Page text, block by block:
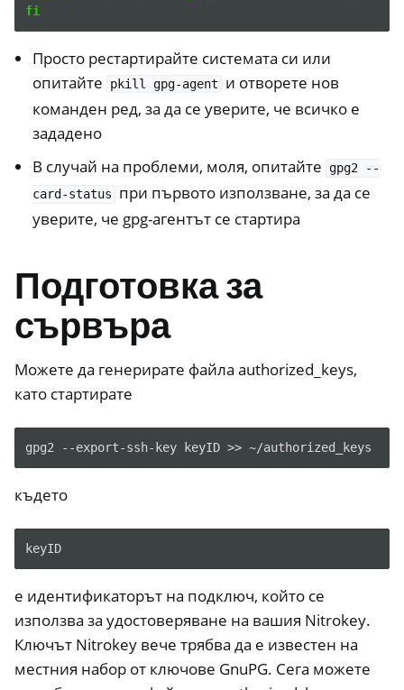
navigation of Криптиране на твърдия диск
navigation of Nitrokey 3
navigation of Nitrokey Passkey
navigation of Nitrokey FIDO2
navigation of Nitrokey HSM 2
navigation of Nitrokey Pro 2
navigation of Nitrokey Start
navigation of Nitrokey Storage 2
navigation of NitroPad, NitroPC
fi
Просто рестартирайте системата си или
опитайте
pkill gpg-agent
и отворете нов
команден ред, за да се уверите, че всичко е
зададено
В случай на проблеми, моля, опитайте gpg2
--
card-status
при първото използване, за да се
уверите, че gpg-агентът се стартира
Подготовка за
сървъра
Можете да генерирате файла authorized_keys,
като стартирате
gpg2 --export-ssh-key keyID >>
където
е идентификаторът на подключ, който се
използва за удостоверяване на вашия Nitrokey.
Ключът Nitrokey вече трябва да е известен на
местния набор от ключове GnuPG. Сега можете